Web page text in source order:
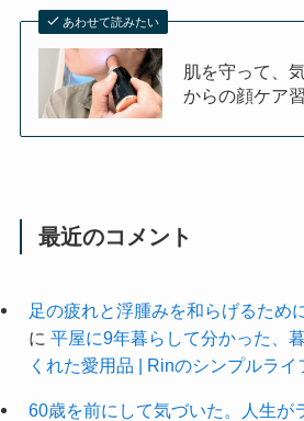
あわせて読みたい
肌を守って、
からの顔ケア
最近のコメント
足の疲れと浮腫みを和らげるため
に 平屋に9年暮らして分かった、
くれた愛用品 | Rinのシンプルライ
60歳を前にして気づいた。人生が